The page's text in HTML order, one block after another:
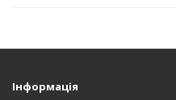
Інформація